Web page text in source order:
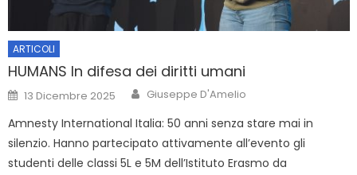
ARTICOLI
HUMANS In difesa dei diritti umani
Posted
on
13 Dicembre 2025 Author
Giuseppe D'Amelio
Amnesty International Italia: 50 anni senza stare mai in
silenzio. Hanno partecipato attivamente all’evento gli
studenti delle classi 5L e 5M dell’Istituto Erasmo da